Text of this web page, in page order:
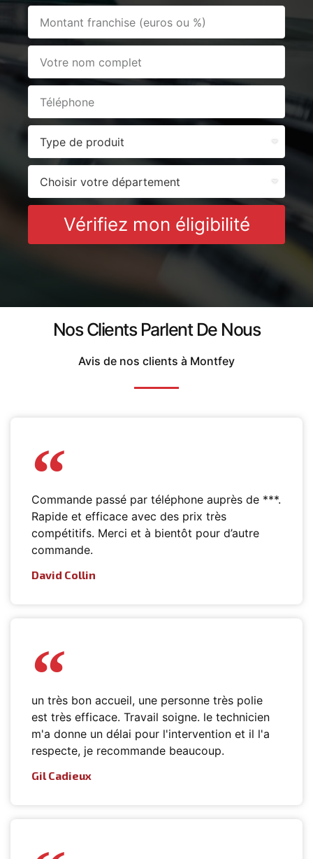
Vérifiez mon éligibilité
Nos Clients Parlent De Nous
Avis de nos clients à Montfey
Commande passé par téléphone auprès de ***.
Rapide et efficace avec des prix très
compétitifs. Merci et à bientôt pour d’autre
commande.
David Collin
un très bon accueil, une personne très polie
est très efficace. Travail soigne. le technicien
m'a donne un délai pour l'intervention et il l'a
respecte, je recommande beaucoup.
Gil Cadieux